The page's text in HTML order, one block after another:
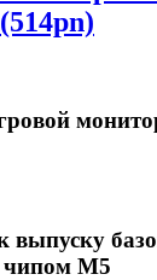
выпуску
чипом M5